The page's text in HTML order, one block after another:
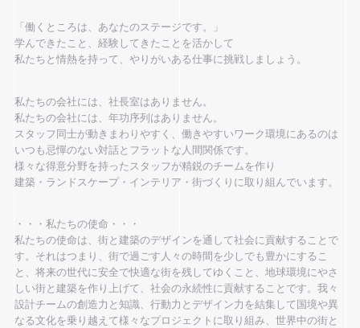
「働くところは、あなたのステージです。」
学んできたこと、経験してきたことを活かして
私たちと情熱を持って、やりがいある仕事に挑戦しましょう。
私たちの会社には、社長室はありません。
私たちの会社には、年功序列はありません。
スタッフ同士が動きまわりやすく、働きやすいワーク環境にあるのは
いつも忌憚のない対話とフラットな人間関係です。
様々な得意分野を持ったスタッフが精鋭のチームを作り
建築・ランドスケープ・インテリア・街づくりに取り組んでいます。
・・・私たちの使命・・・
私たちの使命は、街と建築のデザインを通して社会に貢献することで
す。それはつまり、街で過ごす人々の時間を少しでも豊かにするこ
と、将来の世代に安全で快適な街を残してゆくこと、地球環境にやさ
しい街と建築を作り上げて、社会の永続性に貢献することです。我々
設計チームの創造力と知識、行動力とデザイン力を結集して国境や異
なる文化を乗り越えて様々なプロジェクトに取り組み、世界中の街と